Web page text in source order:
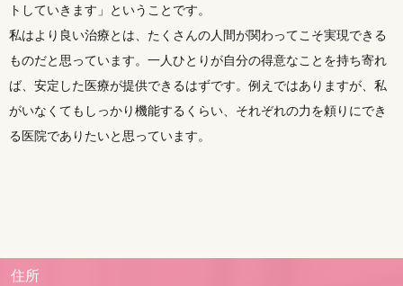
トしていきます」ということです。
私はより良い治療とは、たくさんの人間が関わってこそ実現できる
ものだと思っています。一人ひとりが自分の得意なことを持ち寄れ
ば、安定した医療が提供できるはずです。例えではありますが、私
がいなくてもしっかり機能するくらい、それぞれの力を頼りにでき
る医院でありたいと思っています。
住所